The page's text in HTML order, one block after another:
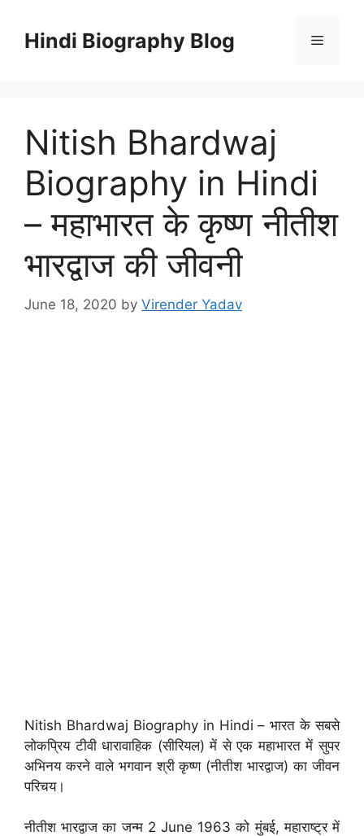
contentHindi Biography Blog Menu
Nitish Bhardwaj
Biography in Hindi
– महाभारत के कृष्ण नीतीश
भारद्वाज की जीवनी
June 18, 2020 by Virender Yadav
Nitish Bhardwaj Biography in Hindi – भारत के सबसे
लोकप्रिय टीवी धारावाहिक (सीरियल) में से एक महाभारत में सुपर
अभिनय करने वाले भगवान श्री कृष्ण (नीतीश भारद्वाज) का जीवन
परिचय।
नीतीश भारद्वाज का जन्म 2 June 1963 को मुंबई, महाराष्ट्र में